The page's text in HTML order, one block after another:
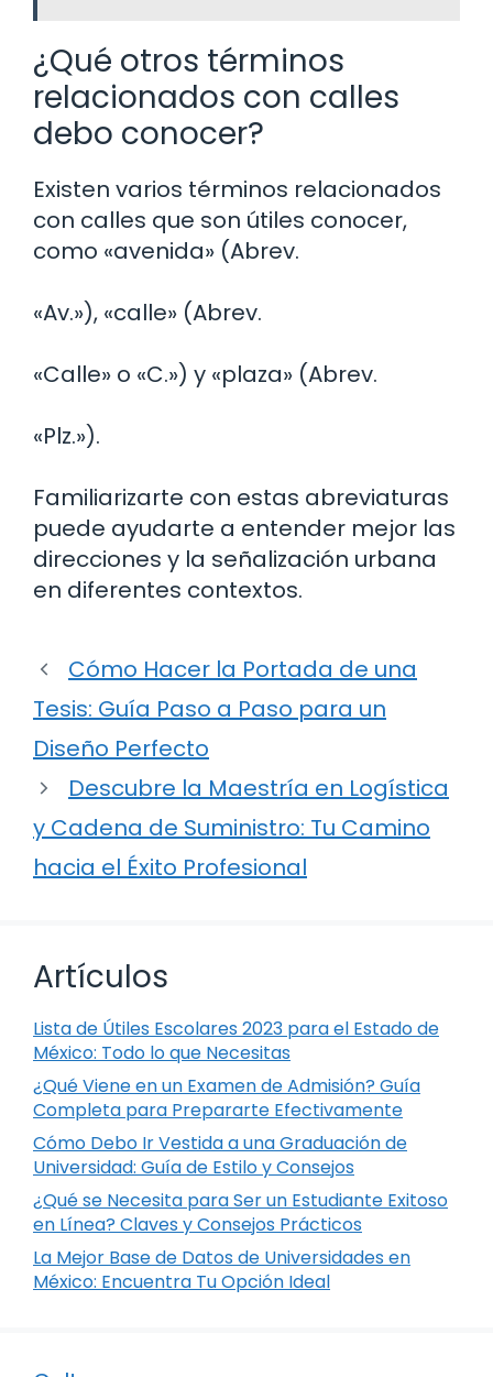
¿Qué otros términos
relacionados con calles
debo conocer?
Existen varios términos relacionados
con calles que son útiles conocer,
como «avenida» (Abrev.
«Av.»), «calle» (Abrev.
«Calle» o «C.») y «plaza» (Abrev.
«Plz.»).
Familiarizarte con estas abreviaturas
puede ayudarte a entender mejor las
direcciones y la señalización urbana
en diferentes contextos.
Cómo Hacer la Portada de una
Tesis: Guía Paso a Paso para un
Diseño Perfecto
Descubre la Maestría en Logística
y Cadena de Suministro: Tu Camino
hacia el Éxito Profesional
Artículos
Lista de Útiles Escolares 2023 para el Estado de
México: Todo lo que Necesitas
¿Qué Viene en un Examen de Admisión? Guía
Completa para Prepararte Efectivamente
Cómo Debo Ir Vestida a una Graduación de
Universidad: Guía de Estilo y Consejos
¿Qué se Necesita para Ser un Estudiante Exitoso
en Línea? Claves y Consejos Prácticos
La Mejor Base de Datos de Universidades en
México: Encuentra Tu Opción Ideal